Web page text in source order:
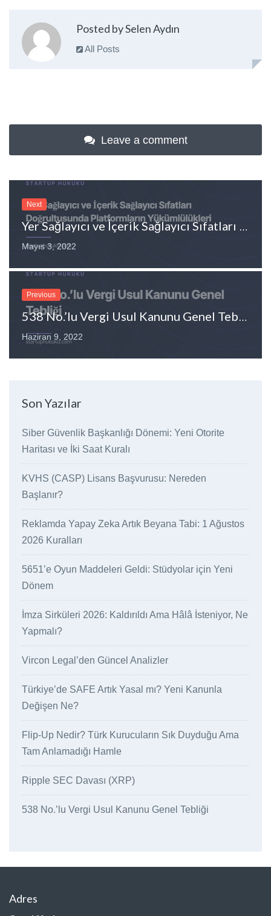
Posted by Selen Aydın
All Posts
Leave a comment
Next
Yer Sağlayıcı ve İçerik Sağlayıcı Sıfatları Doğrultusunda Platformların Yükümlülükleri
Mayıs 3, 2022
Previous
538 No.’lu Vergi Usul Kanunu Genel Tebliği
Haziran 9, 2022
Son Yazılar
Siber Güvenlik Başkanlığı Dönemi: Yeni Otorite
Haritası ve İki Saat Kuralı
KVHS (CASP) Lisans Başvurusu: Nereden
Başlanır?
Reklamda Yapay Zeka Artık Beyana Tabi: 1 Ağustos
2026 Kuralları
5651’e Oyun Maddeleri Geldi: Stüdyolar için Yeni
Dönem
İmza Sirküleri 2026: Kaldırıldı Ama Hâlâ İsteniyor, Ne
Yapmalı?
Vircon Legal’den Güncel Analizler
Türkiye’de SAFE Artık Yasal mı? Yeni Kanunla
Değişen Ne?
Flip-Up Nedir? Türk Kurucuların Sık Duyduğu Ama
Tam Anlamadığı Hamle
Ripple SEC Davası (XRP)
538 No.’lu Vergi Usul Kanunu Genel Tebliği
Adres